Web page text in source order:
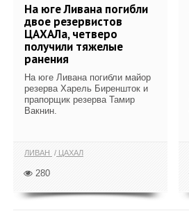
На юге Ливана погибли
двое резервистов
ЦАХАЛа, четверо
получили тяжелые
ранения
На юге Ливана погибли майор
резерва Харель Биреншток и
прапорщик резерва Тамир
Вакнин.
ЛИВАН ЦАХАЛ
280